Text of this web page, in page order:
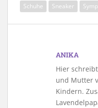
Schuhe
Sneaker
ANIKA
Hier
und Mutter
Kindern.